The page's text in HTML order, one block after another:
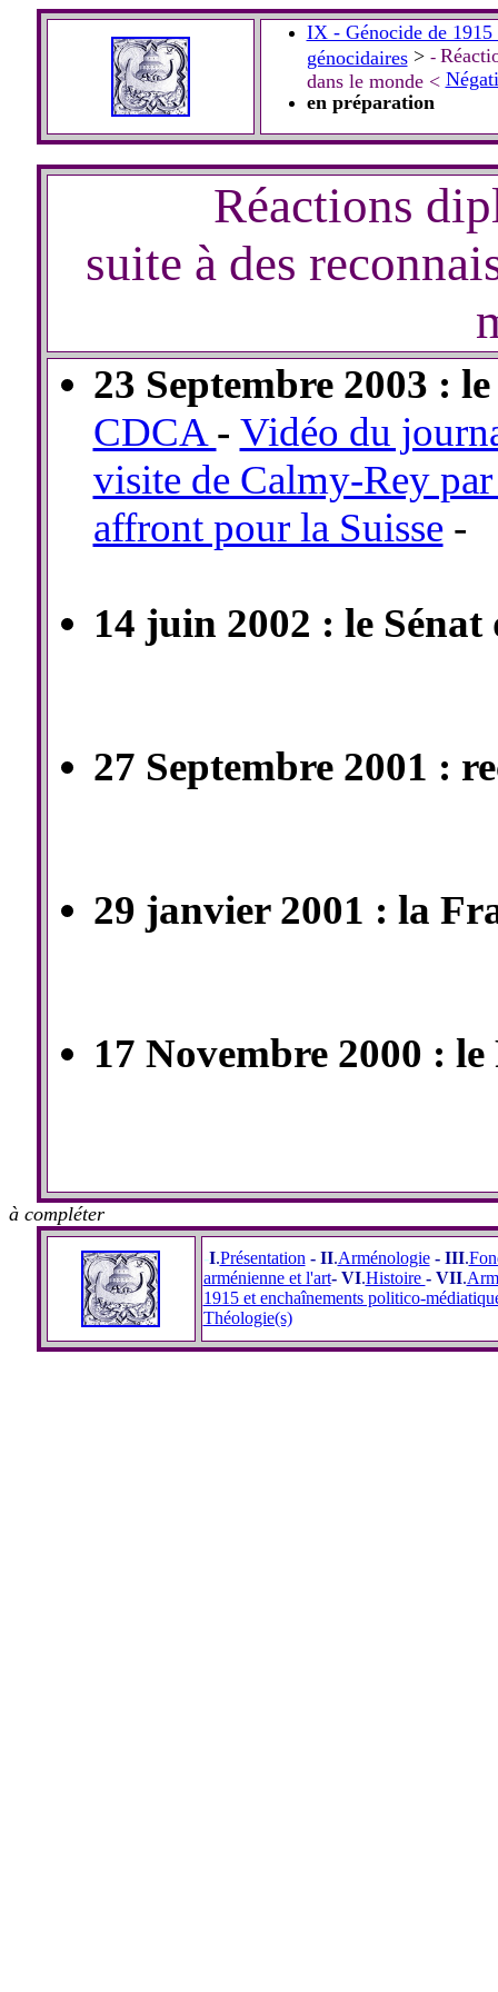
IX - Génocide de
génocidaires > -
dans le monde <
en préparation
Réactions
suite à des
23 Septembre 2003 :
CDCA - Vidéo du
visite de Calmy-Rey
affront pour la Suisse-
14 juin 2002 : le
27 Septembre 2001 :
29 janvier 2001 : la
17 Novembre 2000 :
à compléter
-I.Présentation - II.Arménologie- III.
arménienne et l'art- VI.Histoire - VII.
1915 et enchaînements politico-
Théologie(s)